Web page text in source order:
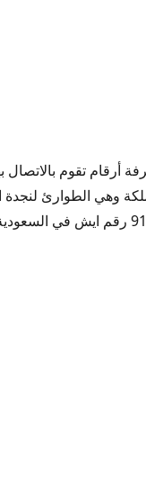
أرقام تقوم
911 الخدمات الخاصة في المملكة